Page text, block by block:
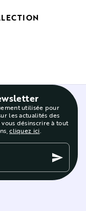
utilisée pour
les actualités des
désinscrire à tout
cliquez ici.
send